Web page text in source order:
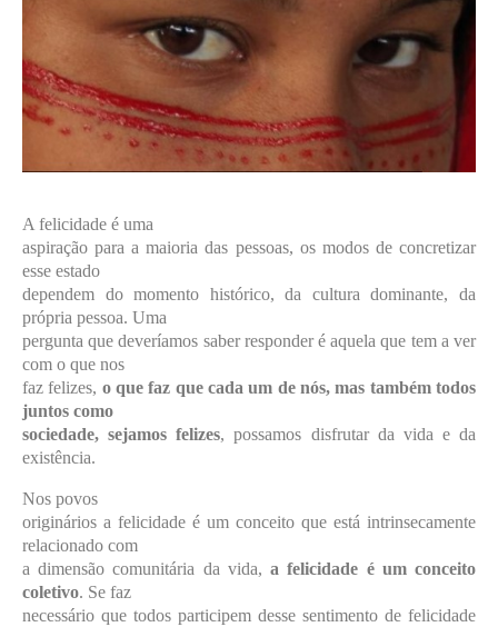
A felicidade é uma
aspiração para a maioria das pessoas, os modos de concretizar
esse estado
dependem do momento histórico, da cultura dominante, da
própria pessoa. Uma
pergunta que deveríamos saber responder é aquela que tem a ver
com o que nos
faz felizes, o que faz que cada um de nós, mas também todos
juntos como
sociedade, sejamos felizes, possamos disfrutar da vida e da
existência.
Nos povos
originários a felicidade é um conceito que está intrinsecamente
relacionado com
a dimensão comunitária da vida,a felicidade é um conceito
coletivo. Se faz
necessário que todos participem desse sentimento de felicidade